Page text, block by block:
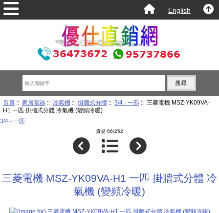
English
首頁:: 家居電器:: 冷氣機:: 掛牆式分體 :: 3/4 - 一匹:: 三菱電機 MSZ-YK09VA-
H1 一匹 掛牆式分體 冷氣機 (變頻冷暖)
3/4 - 一匹
貨品 66/252
三菱電機 MSZ-YK09VA-H1 一匹 掛牆式分體 冷
氣機 (變頻冷暖)